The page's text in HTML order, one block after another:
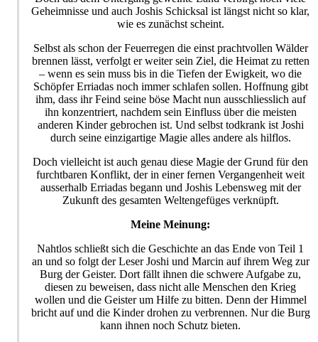
Geheimnisse und auch Joshis Schicksal ist längst nicht so klar,
wie es zunächst scheint.
Selbst als schon der Feuerregen die einst prachtvollen Wälder
brennen lässt, verfolgt er weiter sein Ziel, die Heimat zu retten
– wenn es sein muss bis in die Tiefen der Ewigkeit, wo die
Schöpfer Erriadas noch immer schlafen sollen. Hoffnung gibt
ihm, dass ihr Feind seine böse Macht nun ausschliesslich auf
ihn konzentriert, nachdem sein Einfluss über die meisten
anderen Kinder gebrochen ist. Und selbst todkrank ist Joshi
durch seine einzigartige Magie alles andere als hilflos.
Doch vielleicht ist auch genau diese Magie der Grund für den
furchtbaren Konflikt, der in einer fernen Vergangenheit weit
ausserhalb Erriadas begann und Joshis Lebensweg mit der
Zukunft des gesamten Weltengefüges verknüpft.
Meine Meinung:
Nahtlos schließt sich die Geschichte an das Ende von Teil 1
an und so folgt der Leser Joshi und Marcin auf ihrem Weg zur
Burg der Geister. Dort fällt ihnen die schwere Aufgabe zu,
diesen zu beweisen, dass nicht alle Menschen den Krieg
wollen und die Geister um Hilfe zu bitten. Denn der Himmel
bricht auf und die Kinder drohen zu verbrennen. Nur die Burg
kann ihnen noch Schutz bieten.